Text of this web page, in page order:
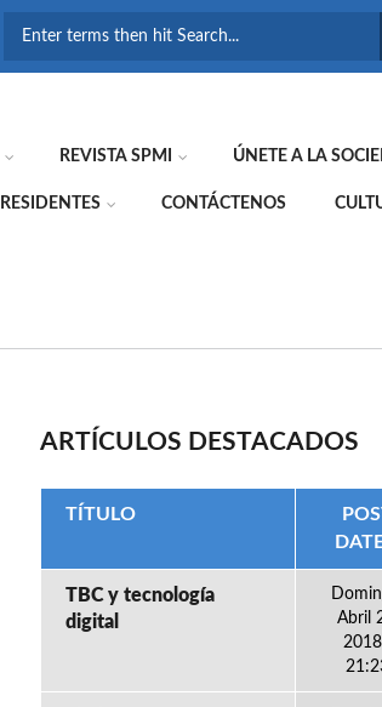
REVISTA SPMI ÚNETE A LA
RESIDENTES CONTÁCTENOS
ARTÍCULOS DESTACADOS
TÍTULO
TBC y tecnología
digital
Abril